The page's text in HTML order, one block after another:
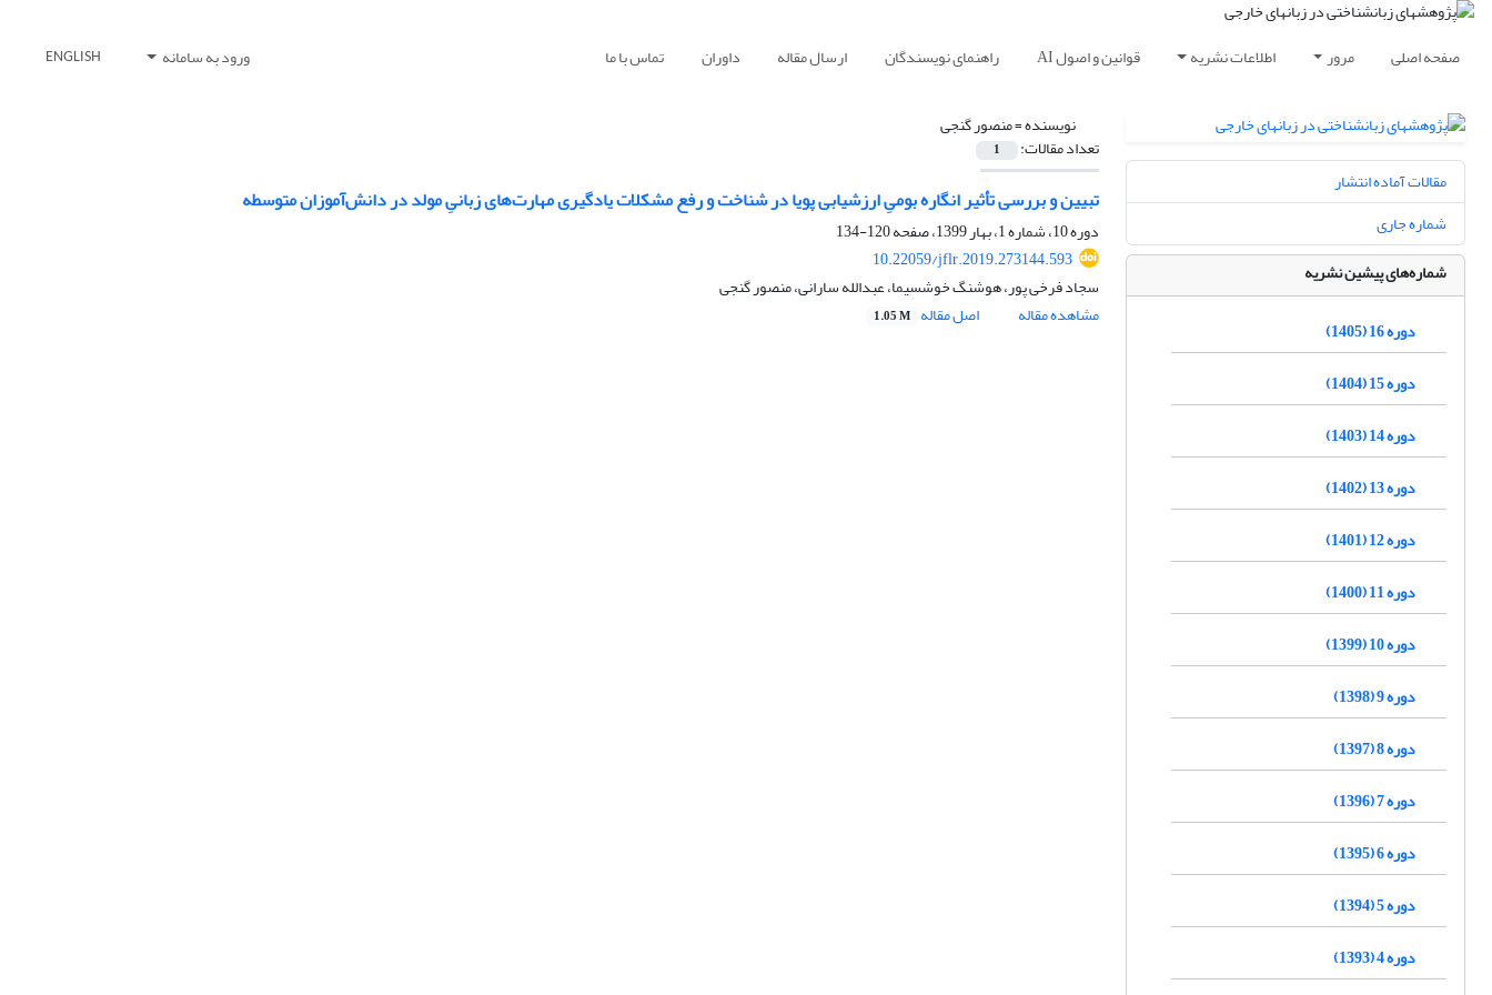
صفحه اصلی مرور اطلاعات نشریه قوانین و اصول AI راهنمای نویسندگان ارسال مقاله داوران تماس با ما ورود به سامانه ENGLISH
نویسنده =منصور گنجی
تعداد مقالات: 1
تبیین و بررسی تأثیر انگاره بومیِ ارزشیابی پویا در شناخت و رفع مشکلات یادگیری مهارت‌های زبانیِ مولد در دانش‌آموزان متوسطه
دوره 10، شماره 1، بهار 1399، صفحه
120-134
10.22059/jflr.2019.273144.593
سجاد فرخی پور، هوشنگ خوشسیما، عبدالله سارانی، منصور گنجی
مشاهده مقاله
اصل مقاله 1.05 M
مقالات آماده انتشار
شماره جاری
شماره‌های پیشین نشریه
دوره 16 (1405)
دوره 15 (1404)
دوره 14 (1403)
دوره 13 (1402)
دوره 12 (1401)
دوره 11 (1400)
دوره 10 (1399)
دوره 9 (1398)
دوره 8 (1397)
دوره 7 (1396)
دوره 6 (1395)
دوره 5 (1394)
دوره 4 (1393)